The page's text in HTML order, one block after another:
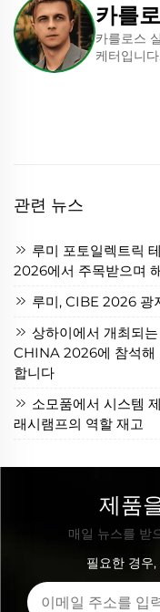
카를
카를로스
케터입니다.
관련 뉴스
루미 포토일렉트릭
2026에서 주목받으며
루미, CIBE 2026 광
상하이에서 개최되
CHINA 2026에 참석해
합니다
소모품에서 시스템
래시램프의 역할 재고
제품
매일 뉴스를 받
필요한 경우